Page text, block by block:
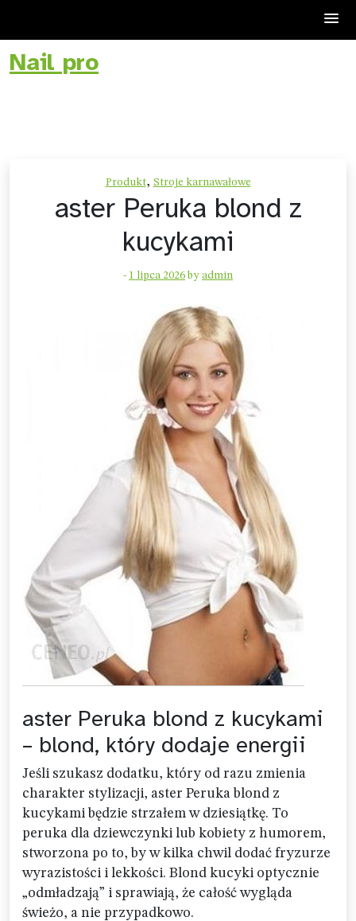
Skip
toNail pro
Produkt, Stroje karnawałowe
aster Peruka blond z
kucykami
- 1 lipca 2026 by admin
aster Peruka blond z kucykami
– blond, który dodaje energii
Jeśli szukasz dodatku, który od razu zmienia
charakter stylizacji, aster Peruka blond z
kucykami będzie strzałem w dziesiątkę. To
peruka dla dziewczynki lub kobiety z humorem,
stworzona po to, by w kilka chwil dodać fryzurze
wyrazistości i lekkości. Blond kucyki optycznie
„odmładzają” i sprawiają, że całość wygląda
świeżo, a nie przypadkowo.